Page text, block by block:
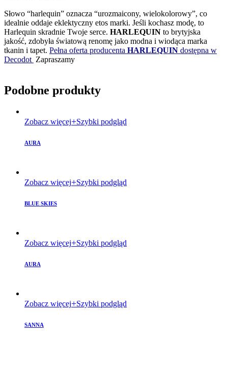
Słowo “harlequin” oznacza “urozmaicony, wielokolorowy”, co
idealnie oddaje eklektyczny etos marki. Jeśli kochasz modę, to
Harlequin skradnie Twoje serce. HARLEQUIN to brytyjska
jakość, zdobyła światową renomę jako modna i wiodąca marka
tkanin i tapet. Pełna oferta producenta HARLEQUIN dostępna w
Decodot Zapraszamy
Podobne produkty
Zobacz więcej Szybki podgląd
AURA
Zobacz więcej Szybki podgląd
BLUE SKIES
Zobacz więcej Szybki podgląd
AURA
Zobacz więcej Szybki podgląd
SANNA